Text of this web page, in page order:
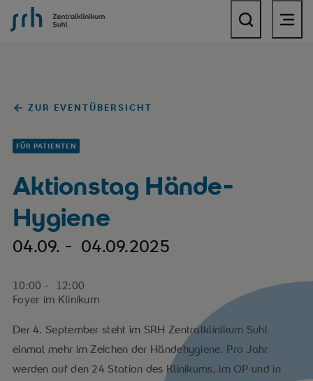
SRH Zentralklinikum Suhl
ZUR EVENTÜBERSICHT
FÜR PATIENTEN
Aktionstag Hände-
Hygiene
04.09. - 04.09.2025
10:00 - 12:00
Foyer im Klinikum
Der 4. September steht im SRH Zentralklinikum Suhl
einmal mehr im Zeichen der Händehygiene. Pro Jahr
werden auf den 24 Station des Klinikums, im OP und in